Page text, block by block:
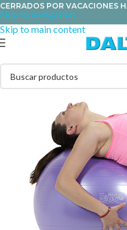
Skip to navigation
Skip to main content
CERRADOS POR VACACIONES